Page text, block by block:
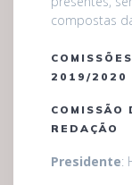
compostas
2019/2020
COMISSÃO
REDAÇÃO
Presidente: